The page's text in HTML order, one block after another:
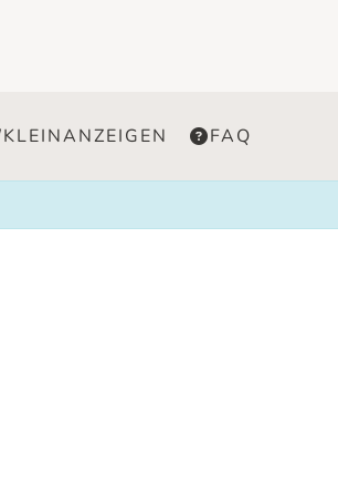
KLEINANZEIGEN FAQ